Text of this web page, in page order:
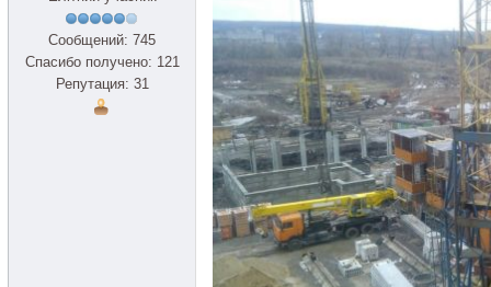
Сообщений: 745
Спасибо получено: 121
Репутация: 31